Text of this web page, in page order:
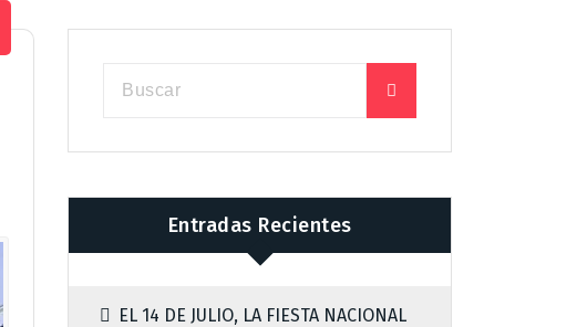
Entradas Recientes
EL 14 DE JULIO, LA FIESTA NACIONAL